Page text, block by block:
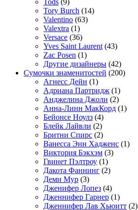
Tods (9)
Tory Burch (14)
Valentino (63)
Valextra (1)
Versace (36)
Yves Saint Laurent (43)
Zac Posen (1)
Другие дизайнеры (42)
Сумочки знаменитостей (200)
Агнесс Дейн (1)
Адриана Партридж (1)
Анджелина Джоли (2)
Анна-Линн МакКорд (1)
Бейонсе Ноулз (4)
Блейк Лайвли (2)
Бритни Спирс (2)
Ванесса Энн Хадженс (1)
Виктория Бэкхэм (3)
Гвинет Пэлтроу (1)
Дакота Фаннинг (2)
Деми Мур (3)
Дженифер Лопез (4)
Дженнифер Гарнер (1)
Дженнифер Лав Хьюитт (2)